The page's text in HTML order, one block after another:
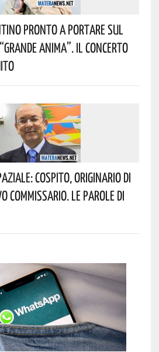
Pronto A Portare Sul
Anima”. Il Concerto
Cospito, Originario Di
Commissario. Le Parole Di